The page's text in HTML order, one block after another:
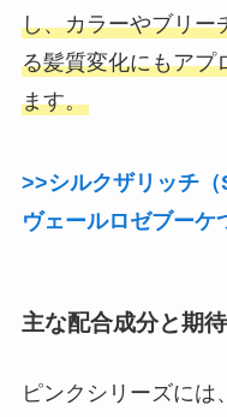
し、カラーやブリー
る髪質変化にもアプ
ます。
>>シルクザリッチ
ヴェールロゼブーケ
主な配合成分と期
ピンクシリーズには